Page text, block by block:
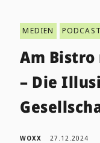
MEDIEN PODCAST
Am
– Die
WOXX 27.12.2024